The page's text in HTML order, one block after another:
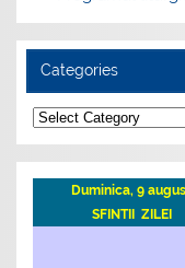
Categories
Categories
Duminica, 9
SFINTII ZILEI